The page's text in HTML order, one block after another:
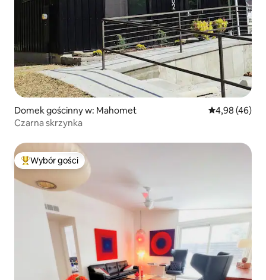
Domek gościnny w: Mahomet Średnia
4,98 (46)
Czarna skrzynka
Najpopularniejsze z kategorii Wybór gości
Wybór gości